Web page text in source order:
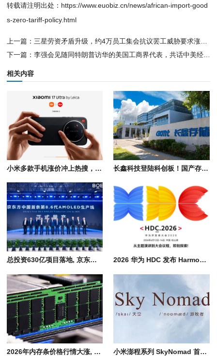
转载请注明出处： https://www.euobiz.cn/news/african-import-good
s-zero-tariff-policy.html
上一篇： 三星劳资矛盾升级，约4万员工集会抗议罢工威胁要求涨薪分红
下一篇： 李强会见随同特朗普访华的美国工商界代表，共话中美经贸合作
相关内容
小米多款手机涨价冲上热搜，受存储芯片价格影响部分机型上调300-500元 长鑫科技登陆科创板！国产存储芯片量产，助力存储产业链自主发展
总投资630亿项目落地, 京东方国产8.6代AMOLED柔性显示屏量产 2026 华为 HDC 发布 HarmonyOS 7, 全场景智能操作系统迈入 Agent 时代
2026年内存条价格行情大涨, AI产业引爆存储市场供需失衡, 消费端全面承压 小米澎程系列 SkyNomad 首款SUV新能源汽车预计7月底发布、8月正式上市